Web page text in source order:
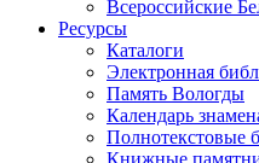
Всероссийские
Ресурсы
Каталоги
Электронная
Память Вологды
Календарь
Полнотекстовые
Книжные